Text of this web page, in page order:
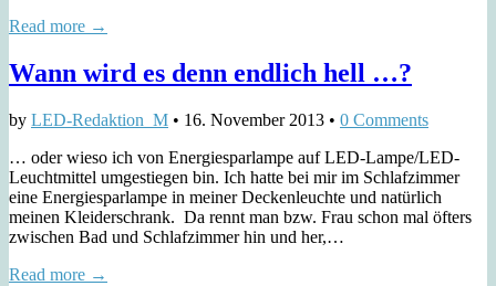
Read more →
Wann wird es denn endlich hell …?
by LED-Redaktion_M • 16. November 2013 • 0 Comments
… oder wieso ich von Energiesparlampe auf LED-Lampe/LED-
Leuchtmittel umgestiegen bin. Ich hatte bei mir im Schlafzimmer
eine Energiesparlampe in meiner Deckenleuchte und natürlich
meinen Kleiderschrank. Da rennt man bzw. Frau schon mal öfters
zwischen Bad und Schlafzimmer hin und her,…
Read more →